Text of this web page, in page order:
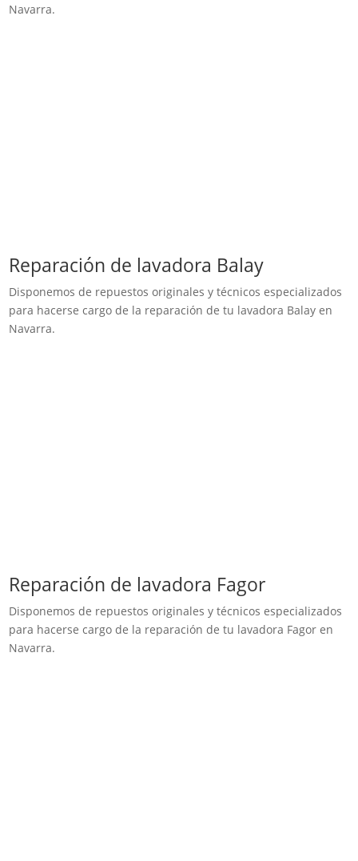
Navarra.
Reparación de lavadora Balay
Disponemos de repuestos originales y técnicos especializados
para hacerse cargo de la reparación de tu lavadora Balay en
Navarra.
Reparación de lavadora Fagor
Disponemos de repuestos originales y técnicos especializados
para hacerse cargo de la reparación de tu lavadora Fagor en
Navarra.